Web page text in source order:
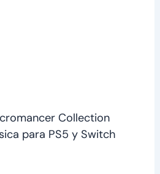
Collection
para PS5 y Switch